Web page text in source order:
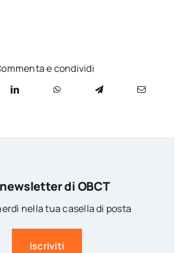
e condividi
di OBCT
nella tua casella di posta
Iscriviti